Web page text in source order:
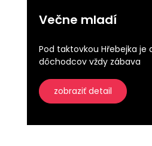
Večne mladí
Pod taktovkou Hřebejka je
dôchodcov vždy zábava
zobraziť detail